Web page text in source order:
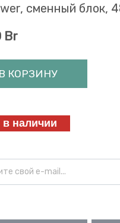
сменный блок,
Br
В КОРЗИНУ
в наличии